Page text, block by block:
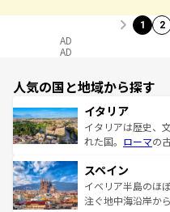
1 2
AD
AD
人気の国と地域から探す
イタリア
イタリアは歴史、
れた国。 ローマの
ろん、トスカーナ
景など、自然景観
ピザやパスタなど
スペイン
イベリア半島のほ
注ぐ地中海沿岸か